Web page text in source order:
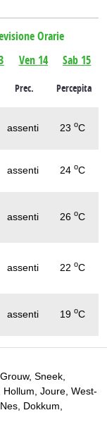
Orarie
Ven 14 Sab 15
Prec. Percepita
assenti 23 oC
assenti 24 oC
assenti 26 oC
assenti 22 oC
assenti 19 oC
Grouw, Sneek
Hollum Joure West-
Nes Dokkum